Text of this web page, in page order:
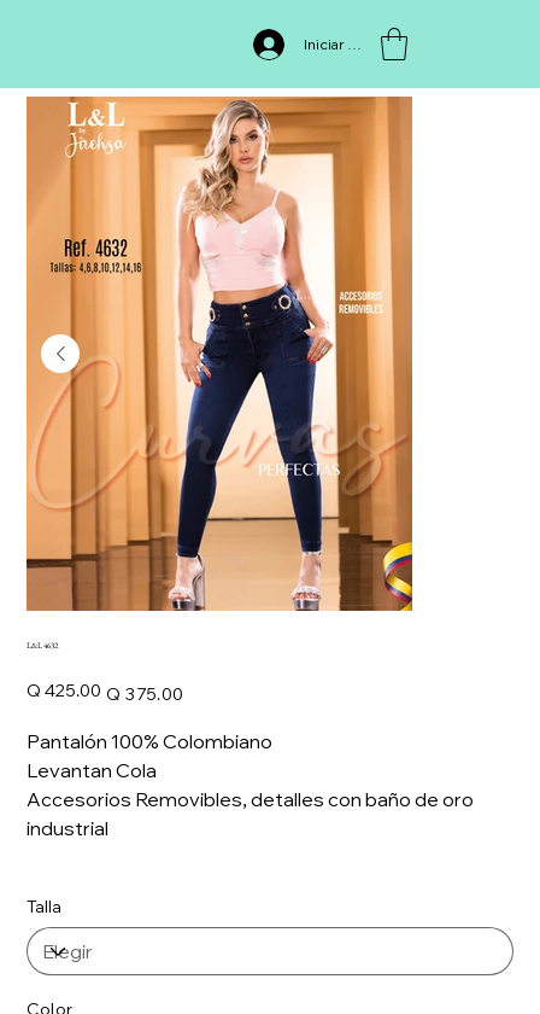
Iniciar sesión
L&L 4632
Precio
original
Q 425.00 de
Q 375.00
Pantalón 100% Colombiano
Levantan Cola
Accesorios Removibles, detalles con baño de oro
industrial
Talla
Color